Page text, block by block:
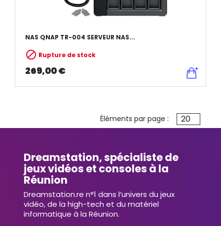
NAS QNAP TR-004 SERVEUR NAS...
 Rupture de stock
269,00 €
Éléments par page : 20
Dreamstation, spécialiste de
jeux vidéos et consoles à la
Réunion
Dreamstation.re n°1 dans l’univers du jeux
vidéo, de la high-tech et du matériel
informatique à la Réunion.